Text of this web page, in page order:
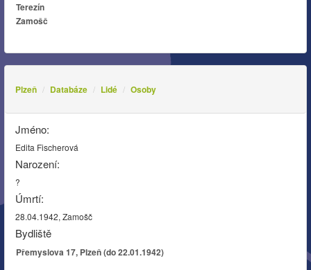
Terezín
Zamošč
Plzeň Databáze Lidé Osoby
Jméno:
Edita Fischerová
Narození:
?
Úmrtí:
28.04.1942, Zamošč
Bydliště
Přemyslova 17, Plzeň (do 22.01.1942)